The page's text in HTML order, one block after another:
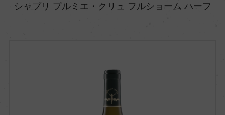
シャブリ プルミエ・クリュ フルショーム ハーフ